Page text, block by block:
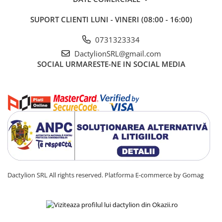
SUPORT CLIENTI LUNI - VINERI (08:00 - 16:00)
0731323334
DactylionSRL@gmail.com
SOCIAL URMARESTE-NE IN SOCIAL MEDIA
Dactylion SRL All rights reserved. Platforma E-commerce by Gomag